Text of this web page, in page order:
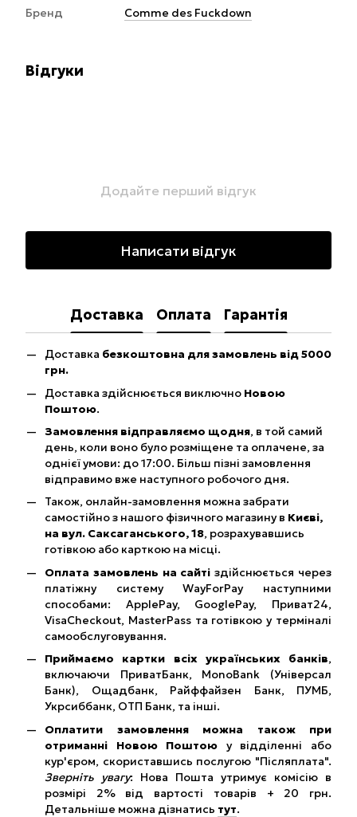
Бренд Comme des Fuckdown
Відгуки
Додайте перший відгук
Написати відгук
Доставка Оплата Гарантія
Доставка безкоштовна для замовлень від 5000
грн.
Доставка здійснюється виключно Новою
Поштою.
Замовлення відправляємо щодня, в той самий
день, коли воно було розміщене та оплачене, за
однієї умови: до 17:00. Більш пізні замовлення
відправимо вже наступного робочого дня.
Також, онлайн-замовлення можна забрати
самостійно з нашого фізичного магазину в Києві,
на вул. Саксаганського, 18, розрахувавшись
готівкою або карткою на місці.
Оплата замовлень на сайтіздійснюється через
платіжну систему WayForPay наступними
способами: ApplePay, GooglePay, Приват24,
VisaCheckout, MasterPass та готівкою у терміналі
самообслуговування.
Приймаємо картки всіх українських банків,
включаючи ПриватБанк, MonoBank (Універсал
Банк), Ощадбанк, Райффайзен Банк, ПУМБ,
Укрсиббанк, ОТП Банк, та інші.
Оплатити замовлення можна також при
отриманні Новою Поштою у відділенні або
кур'єром, скориставшись послугою "Післяплата".
Зверніть увагу: Нова Пошта утримує комісію в
розмірі 2% від вартості товарів + 20 грн.
Детальніше можна дізнатись тут.